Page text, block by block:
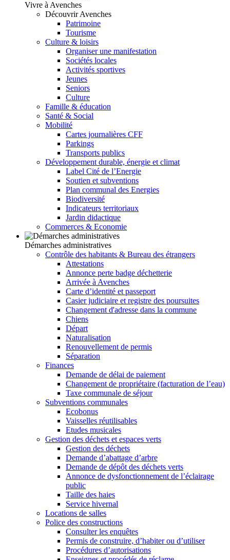
Vivre à Avenches
Découvrir Avenches
Patrimoine
Tourisme
Culture & loisirs
Organiser une manifestation
Sociétés locales
Activités sportives
Jeunes
Seniors
Culture
Famille & éducation
Santé & Social
Mobilité
Cartes journalières CFF
Parkings
Transports publics
Développement durable, énergie et climat
Label Cité de l’Energie
Soutien et subventions
Plan communal des Energies
Biodiversité
Indicateurs territoriaux
Jardin didactique
Commerces & Economie
Démarches administratives
Contrôle des habitants & Bureau des étrangers
Attestations
Annonce perte badge déchetterie
Arrivée à Avenches
Carte d’identité et passeport
Casier judiciaire et registre des poursuites
Changement d'adresse dans la commune
Chiens
Départ
Naturalisation
Renouvellement de permis
Séparation
Finances
Demande de délai de paiement
Changement de propriétaire (facturation de l’eau)
Taxe communale de séjour
Subventions communales
Ecobonus
Vaisselles réutilisables
Etudes musicales
Gestion des déchets et espaces verts
Gestion des déchets
Demande d’abattage d’arbre
Demande de dépôt des déchets verts
Annonce de dysfonctionnement de l’éclairage
public
Taille des haies
Service hivernal
Locations de salles
Police des constructions
Consulter les enquêtes
Permis de construire, d’habiter ou d’utiliser
Procédures d’autorisations